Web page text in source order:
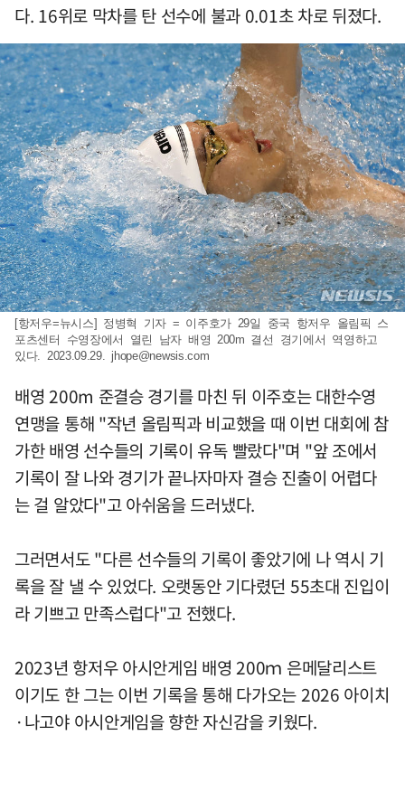
다. 16위로 막차를 탄 선수에 불과 0.01초 차로 뒤졌다.
[항저우=뉴시스] 정병혁 기자 = 이주호가 29일 중국 항저우 올림픽 스
포츠센터 수영장에서 열린 남자 배영 200m 결선 경기에서 역영하고
있다. 2023.09.29. jhope@newsis.com
배영 200m 준결승 경기를 마친 뒤 이주호는 대한수영
연맹을 통해 "작년 올림픽과 비교했을 때 이번 대회에 참
가한 배영 선수들의 기록이 유독 빨랐다"며 "앞 조에서
기록이 잘 나와 경기가 끝나자마자 결승 진출이 어렵다
는 걸 알았다"고 아쉬움을 드러냈다.
그러면서도 "다른 선수들의 기록이 좋았기에 나 역시 기
록을 잘 낼 수 있었다. 오랫동안 기다렸던 55초대 진입이
라 기쁘고 만족스럽다"고 전했다.
2023년 항저우 아시안게임 배영 200ｍ 은메달리스트
이기도 한 그는 이번 기록을 통해 다가오는 2026 아이치
·나고야 아시안게임을 향한 자신감을 키웠다.